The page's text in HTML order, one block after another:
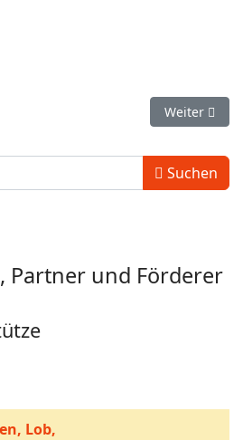
- Mitglieder spenden für die
Nächster
Weiter
Begriff ein: Suchen
Partner und Förderer
Lob,